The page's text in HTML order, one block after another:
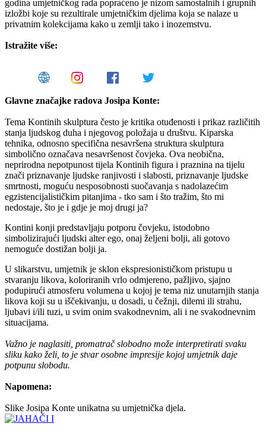
godina umjetničkog rada popraćeno je nizom samostalnih i grupnih
izložbi koje su rezultirale umjetničkim djelima koja se nalaze u
privatnim kolekcijama kako u zemlji tako i inozemstvu.
Istražite više:
Glavne značajke radova Josipa Konte:
Tema Kontinih skulptura često je kritika otuđenosti i prikaz različitih
stanja ljudskog duha i njegovog položaja u društvu. Kiparska
tehnika, odnosno specifična nesavršena struktura skulptura
simbolično označava nesavršenost čovjeka. Ova neobična,
neprirodna nepotpunost tijela Kontinih figura i praznina na tijelu
znači priznavanje ljudske ranjivosti i slabosti, priznavanje ljudske
smrtnosti, moguću nesposobnosti suočavanja s nadolazećim
egzistencijalističkim pitanjima - tko sam i što tražim, što mi
nedostaje, što je i gdje je moj drugi ja?
Kontini konji predstavljaju potporu čovjeku, istodobno
simbolizirajući ljudski alter ego, onaj željeni bolji, ali gotovo
nemoguće dostižan bolji ja.
U slikarstvu, umjetnik je sklon ekspresionističkom pristupu u
stvaranju likova, koloriranih vrlo odmjereno, pažljivo, sjajno
podupirući atmosferu volumena u kojoj je tema niz unutarnjih stanja
likova koji su u iščekivanju, u dosadi, u čežnji, dilemi ili strahu,
ljubavi i/ili tuzi, u svim onim svakodnevnim, ali i ne svakodnevnim
situacijama.
Važno je naglasiti, promatrač slobodno može interpretirati svaku
sliku kako želi, to je stvar osobne impresije kojoj umjetnik daje
potpunu slobodu.
Napomena:
Slike Josipa Konte unikatna su umjetnička djela.